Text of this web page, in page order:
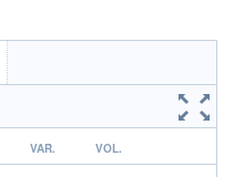
LUX
BOURSOVIE
VAR. VOL.